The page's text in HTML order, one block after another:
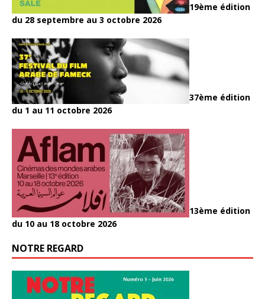
19ème édition
du 28 septembre au 3 octobre 2026
37ème édition
du 1 au 11 octobre 2026
13ème édition
du 10 au 18 octobre 2026
NOTRE REGARD